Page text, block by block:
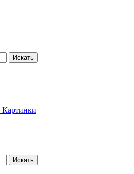
Искать
Искать